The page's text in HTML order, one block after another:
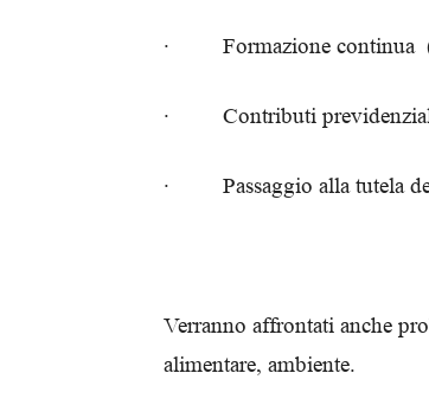
· Formazione continua
· Contributi
· Passaggio alla tutela
Verranno affrontati anche
alimentare, ambiente.